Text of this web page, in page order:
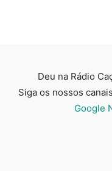
Deu na Rádio
Siga os nossos
Google